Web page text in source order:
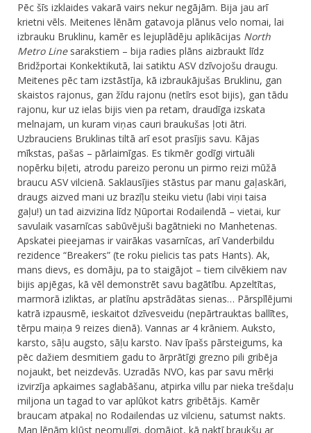
Pēc šīs izklaides vakarā vairs nekur negājām. Bija jau arī
krietni vēls. Meitenes lēnām gatavoja plānus velo nomai, lai
izbrauku Bruklinu, kamēr es lejuplādēju aplikācijas North
Metro Linesarakstiem – bija radies plāns aizbraukt līdz
Bridžportai Konkektikutā, lai satiktu ASV dzīvojošu draugu.
Meitenes pēc tam izstāstīja, kā izbraukājušas Bruklinu, gan
skaistos rajonus, gan žīdu rajonu (netīrs esot bijis), gan tādu
rajonu, kur uz ielas bijis vien pa retam, draudīga izskata
melnajam, un kuram viņas cauri braukušas ļoti ātri.
Uzbrauciens Bruklinas tiltā arī esot prasījis savu. Kājas
mīkstas, pašas – pārlaimīgas. Es tikmēr godīgi virtuāli
nopērku biļeti, atrodu pareizo peronu un pirmo reizi mūžā
braucu ASV vilcienā. Saklausījies stāstus par manu gaļaskāri,
draugs aizved mani uz brazīļu steiku vietu (labi viņi taisa
gaļu!) un tad aizvizina līdz Ņūportai Rodailendā – vietai, kur
savulaik vasarnīcas sabūvējuši bagātnieki no Manhetenas.
Apskatei pieejamas ir vairākas vasarnīcas, arī Vanderbildu
rezidence “Breakers” (te roku pielicis tas pats Hants). Ak,
mans dievs, es domāju, pa to staigājot – tiem cilvēkiem nav
bijis apjēgas, kā vēl demonstrēt savu bagātību. Apzeltītas,
marmorā izliktas, ar platīnu apstrādātas sienas… Pārspīlējumi
katrā izpausmē, ieskaitot dzīvesveidu (nepārtrauktas ballītes,
tērpu maiņa 9 reizes dienā). Vannas ar 4 krāniem. Auksto,
karsto, sāļu augsto, sāļu karsto. Nav īpašs pārsteigums, ka
pēc dažiem desmitiem gadu to ārprātīgi grezno pili gribēja
nojaukt, bet neizdevās. Uzradās NVO, kas par savu mērķi
izvirzīja apkaimes saglabāšanu, atpirka villu par nieka trešdaļu
miljona un tagad to var aplūkot katrs gribētājs. Kamēr
braucam atpakaļ no Rodailendas uz vilcienu, satumst nakts.
Man lēnām kļūst neomulīgi, domājot, kā naktī braukšu ar